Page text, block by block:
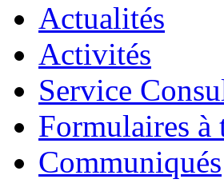
Actualités
Activités
Service
Formulaires à
Communiqués